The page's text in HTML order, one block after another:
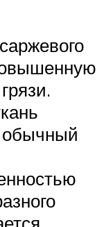
обычный